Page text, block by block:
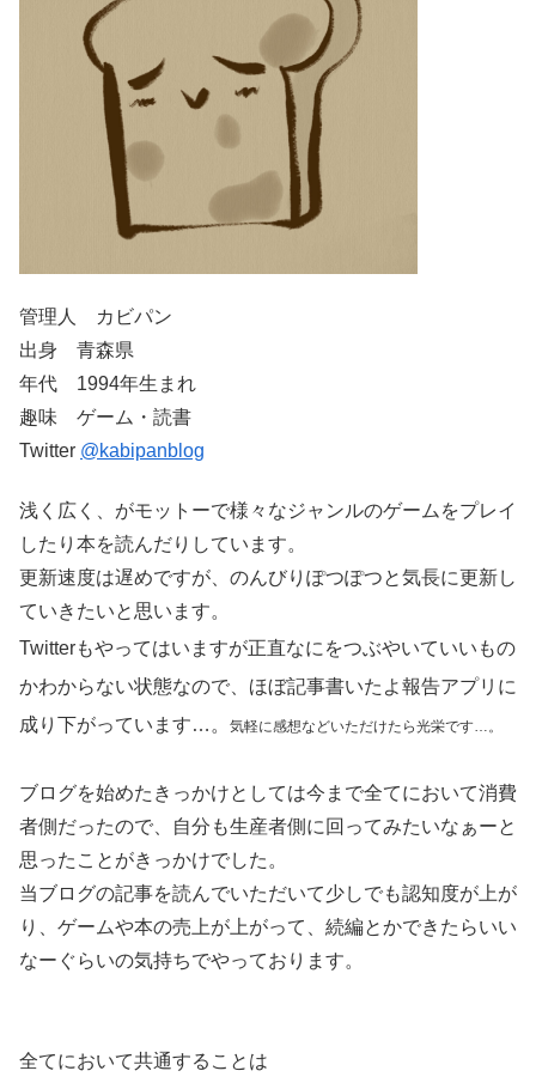
管理人 カビパン
出身 青森県
年代 1994年生まれ
趣味 ゲーム・読書
Twitter @kabipanblog
浅く広く、がモットーで様々なジャンルのゲームをプレイ
したり本を読んだりしています。
更新速度は遅めですが、のんびりぽつぽつと気長に更新し
ていきたいと思います。
Twitterもやってはいますが正直なにをつぶやいていいもの
かわからない状態なので、ほぼ記事書いたよ報告アプリに
成り下がっています…。
気軽に感想などいただけたら光栄です…。
ブログを始めたきっかけとしては今まで全てにおいて消費
者側だったので、自分も生産者側に回ってみたいなぁーと
思ったことがきっかけでした。
当ブログの記事を読んでいただいて少しでも認知度が上が
り、ゲームや本の売上が上がって、続編とかできたらいい
なーぐらいの気持ちでやっております。
全てにおいて共通することは